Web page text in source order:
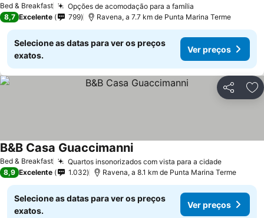
Bed & Breakfast Opções de acomodação para a família
8,7 Excelente 799 Ravena, a 7.7 km de Punta Marina Terme
Selecione as datas para ver os preços
exatos.
Ver preços
Partilhar
Bed & Breakfast Quartos insonorizados com vista para a cidade
B&B Casa Guaccimanni
8,9 Excelente 1.032 Ravena, a 8.1 km de Punta Marina Terme
Selecione as datas para ver os preços
exatos.
Ver preços